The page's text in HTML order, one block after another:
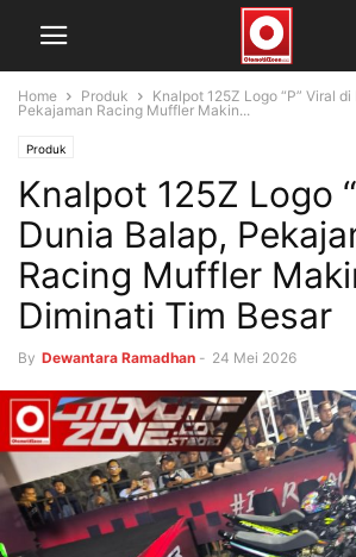
Home Produk
Knalpot 125Z Logo “P” Viral
Pekajaman Racing Muffler Makin...
Produk
Knalpot 125Z Logo
Dunia Balap,
Racing Muffler
Diminati Tim Besar
By Dewantara Ramadhan - 24 Mei 2026